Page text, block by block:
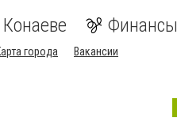
Финансы
города Вакансии